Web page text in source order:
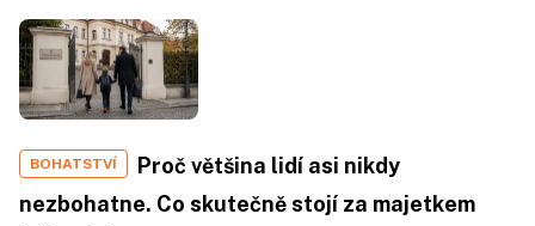
BOHATSTVÍ
Proč většina lidí asi nikdy
nezbohatne. Co skutečně stojí za majetkem